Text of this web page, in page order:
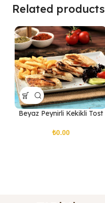
Related products
Beyaz Peynirli Kekikli Tost
₺